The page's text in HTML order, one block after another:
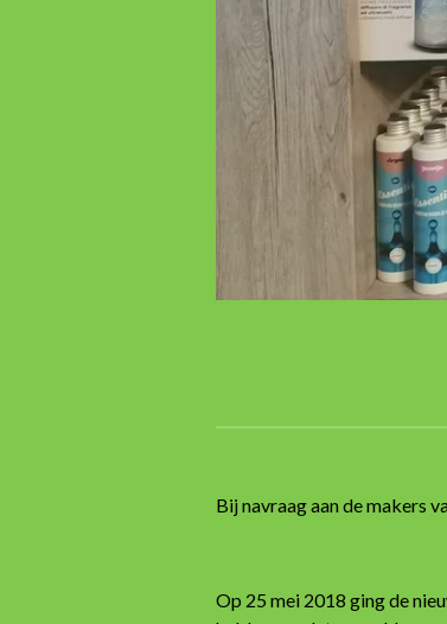
Bij navraag aan de makers
Op 25 mei 2018 ging de